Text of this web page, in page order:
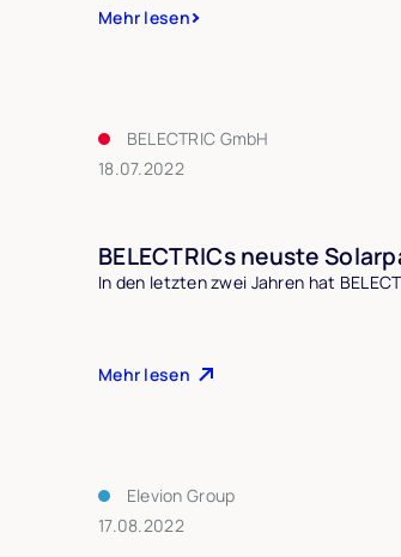
Mehr lesen
BELECTRIC GmbH
18.07.2022
BELECTRICs neuste
In den letzten zwei Jahren hat
Mehr lesen
Elevion Group
17.08.2022